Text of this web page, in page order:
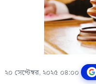
২০ সেপ্টেম্বর, ২০২৫ ০৪:০০